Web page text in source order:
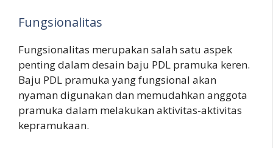
Fungsionalitas
Fungsionalitas merupakan salah satu aspek
penting dalam desain baju PDL pramuka keren.
Baju PDL pramuka yang fungsional akan
nyaman digunakan dan memudahkan anggota
pramuka dalam melakukan aktivitas-aktivitas
kepramukaan.